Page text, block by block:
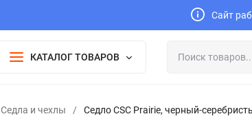
Сайт
КАТАЛОГ ТОВАРОВ
Седла и чехлы / Седло CSC Prairie, черный-